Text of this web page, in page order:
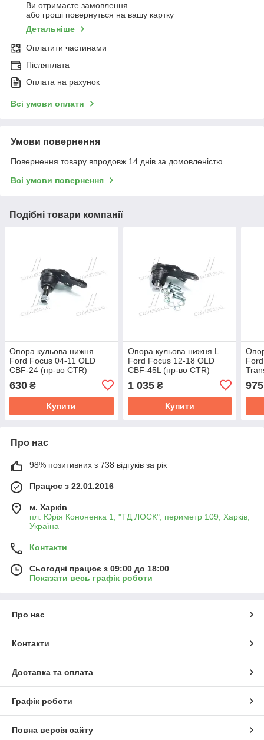
Ви отримаєте замовлення
або гроші повернуться на вашу картку
Детальніше
Оплатити частинами
Післяплата
Оплата на рахунок
Всі умови оплати
Умови повернення
Повернення товару впродовж 14 днів за домовленістю
Всі умови повернення
Подібні товари компанії
Опора кульова нижня
Ford Focus 04-11 OLD
CBF-24 (пр-во CTR)
630 ₴
Купити
Опора кульова нижня L
Ford Focus 12-18 OLD
CBF-45L (пр-во CTR)
1 035₴
Купити
975
Про нас
98% позитивних з 738 відгуків за рік
Працює з 22.01.2016
м. Харків
пл. Юрія Кононенка 1, "ТД ЛОСК", периметр 109, Харків,
Україна
Контакти
Сьогодні працює з 09:00 до 18:00
Показати весь графік роботи
Про нас
Контакти
Доставка та оплата
Графік роботи
Повна версія сайту